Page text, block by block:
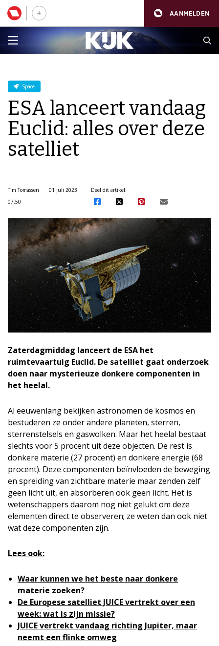
AANMELDEN
Space
ESA lanceert vandaag
Euclid: alles over deze
satelliet
Tim Tomassen
01 juli 2023
07:50
Deel dit artikel:
Zaterdagmiddag lanceert de ESA het
ruimtevaartuig Euclid. De satelliet gaat onderzoek
doen naar mysterieuze donkere componenten in
het heelal.
Al eeuwenlang bekijken astronomen de kosmos en
bestuderen ze onder andere planeten, sterren,
sterrenstelsels en gaswolken. Maar het heelal bestaat
slechts voor 5 procent uit deze objecten. De rest is
donkere materie (27 procent) en donkere energie (68
procent). Deze componenten beïnvloeden de beweging
en spreiding van zichtbare materie maar zenden zelf
geen licht uit, en absorberen ook geen licht. Het is
wetenschappers daarom nog niet gelukt om deze
elementen direct te observeren; ze weten dan ook niet
wat deze componenten zijn.
Lees ook:
Waar kunnen we het beste naar donkere
materie zoeken?
De Europese satelliet JUICE vertrekt over een
week: wat is zijn missie?
JUICE vertrekt vandaag richting Jupiter, maar
neemt een flinke omweg